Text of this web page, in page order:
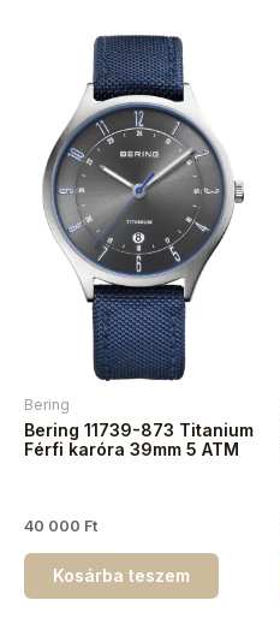
Bering
Bering 11739-873 Titanium
Férfi karóra 39mm 5 ATM
40 000 Ft
Kosárba teszem